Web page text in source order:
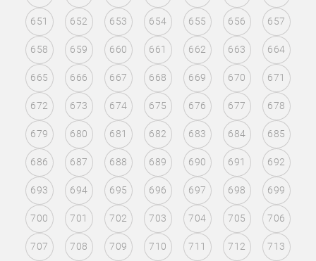
651 652 653 654 655 656 657
658 659 660 661 662 663 664
665 666 667 668 669 670 671
672 673 674 675 676 677 678
679 680 681 682 683 684 685
686 687 688 689 690 691 692
693 694 695 696 697 698 699
700 701 702 703 704 705 706
707 708 709 710 711 712 713